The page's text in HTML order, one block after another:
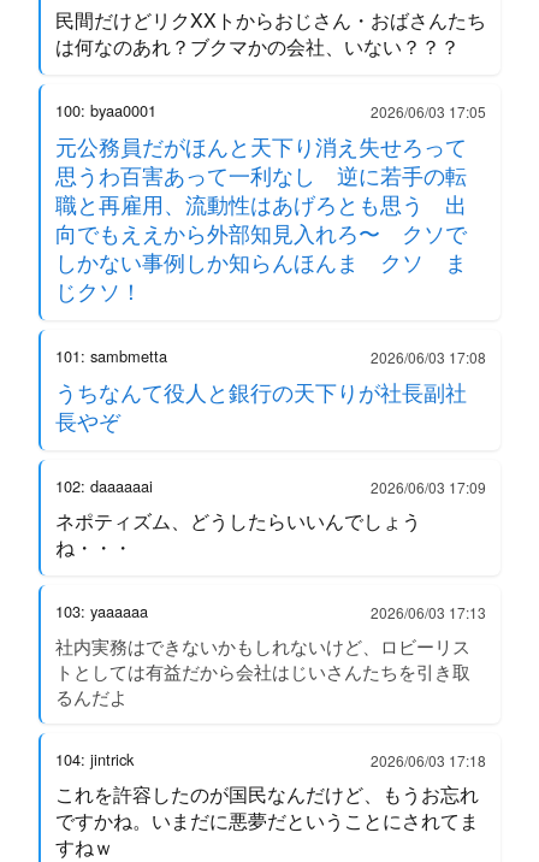
民間だけどリクXXトからおじさん・おばさんたち
は何なのあれ？ブクマかの会社、いない？？？
100: byaa0001 2026/06/03 17:05
元公務員だがほんと天下り消え失せろって
思うわ百害あって一利なし 逆に若手の転
職と再雇用、流動性はあげろとも思う 出
向でもええから外部知見入れろ〜 クソで
しかない事例しか知らんほんま クソ ま
じクソ！
101: sambmetta 2026/06/03 17:08
うちなんて役人と銀行の天下りが社長副社
長やぞ
102: daaaaaai 2026/06/03 17:09
ネポティズム、どうしたらいいんでしょう
ね・・・
103: yaaaaaa 2026/06/03 17:13
社内実務はできないかもしれないけど、ロビーリス
トとしては有益だから会社はじいさんたちを引き取
るんだよ
104: jintrick 2026/06/03 17:18
これを許容したのが国民なんだけど、もうお忘れ
ですかね。いまだに悪夢だということにされてま
すねｗ